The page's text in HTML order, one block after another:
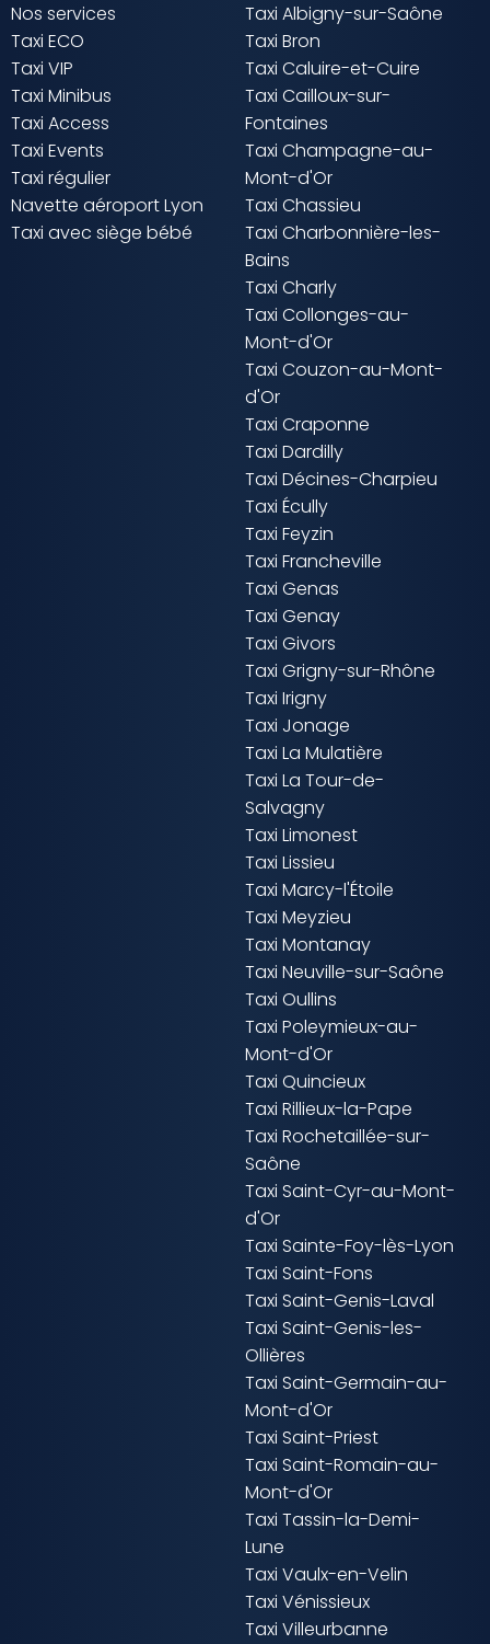
Nos services
Taxi ECO
Taxi VIP
Taxi Minibus
Taxi Access
Taxi Events
Taxi régulier
Navette aéroport Lyon
Taxi avec siège bébé
Taxi Albigny-sur-Saône
Taxi Bron
Taxi Caluire-et-Cuire
Taxi Cailloux-sur-
Fontaines
Taxi Champagne-au-
Mont-d'Or
Taxi Chassieu
Taxi Charbonnière-les-
Bains
Taxi Charly
Taxi Collonges-au-
Mont-d'Or
Taxi Couzon-au-Mont-
d'Or
Taxi Craponne
Taxi Dardilly
Taxi Décines-Charpieu
Taxi Écully
Taxi Feyzin
Taxi Francheville
Taxi Genas
Taxi Genay
Taxi Givors
Taxi Grigny-sur-Rhône
Taxi Irigny
Taxi Jonage
Taxi La Mulatière
Taxi La Tour-de-
Salvagny
Taxi Limonest
Taxi Lissieu
Taxi Marcy-l'Étoile
Taxi Meyzieu
Taxi Montanay
Taxi Neuville-sur-Saône
Taxi Oullins
Taxi Poleymieux-au-
Mont-d'Or
Taxi Quincieux
Taxi Rillieux-la-Pape
Taxi Rochetaillée-sur-
Saône
Taxi Saint-Cyr-au-Mont-
d'Or
Taxi Sainte-Foy-lès-Lyon
Taxi Saint-Fons
Taxi Saint-Genis-Laval
Taxi Saint-Genis-les-
Ollières
Taxi Saint-Germain-au-
Mont-d'Or
Taxi Saint-Priest
Taxi Saint-Romain-au-
Mont-d'Or
Taxi Tassin-la-Demi-
Lune
Taxi Vaulx-en-Velin
Taxi Vénissieux
Taxi Villeurbanne